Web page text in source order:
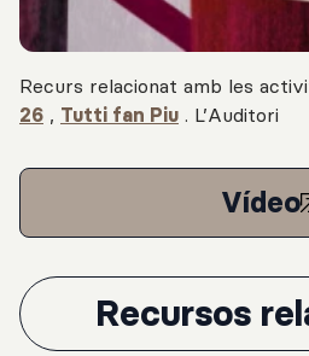
Recurs relacionat amb les
26 , Tutti fan Piu . L’Auditori
Vídeo
Recursos